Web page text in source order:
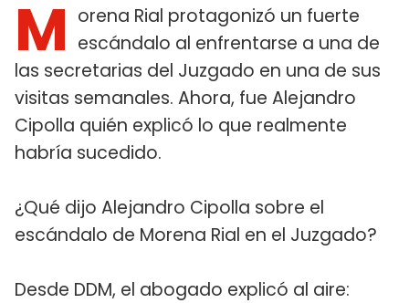
M orena Rial protagonizó un fuerte
escándalo al enfrentarse a una de
las secretarias del Juzgado en una de sus
visitas semanales. Ahora, fue Alejandro
Cipolla quién explicó lo que realmente
habría sucedido.
¿Qué dijo Alejandro Cipolla sobre el
escándalo de Morena Rial en el Juzgado?
Desde DDM, el abogado explicó al aire: